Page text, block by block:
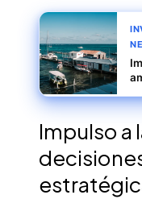
Impulso a